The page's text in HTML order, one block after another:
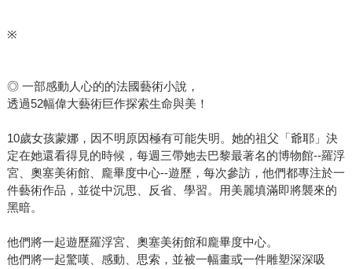
※
◎ 一部感動人心的的法國藝術小說，
透過52幅偉大藝術巨作探索生命與美！
10歲女孩蒙娜，因不明原因極有可能失明。她的祖父「爺耶」決
定在她還看得見的時候，每週三帶她去巴黎最著名的博物館--羅浮
宮、奧塞美術館、龐畢度中心--遊歷，每次參訪，他們都專注於一
件藝術作品，並從中沉思、反省、學習。用美麗填滿即將襲來的
黑暗。
他們將一起遊歷羅浮宮、奧塞美術館和龐畢度中心。
他們將一起驚嘆、感動、思索，並被一幅畫或一件雕塑深深吸